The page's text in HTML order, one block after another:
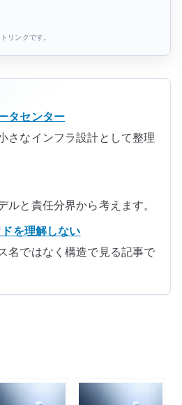
リンクです。
タセンター
さなインフラ設計として整理
ルと責任分界から考えます。
を理解しない
名ではなく構造で見る記事で